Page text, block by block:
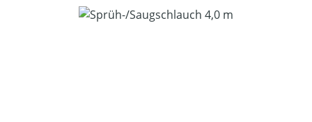
Bildergalerie überspringen